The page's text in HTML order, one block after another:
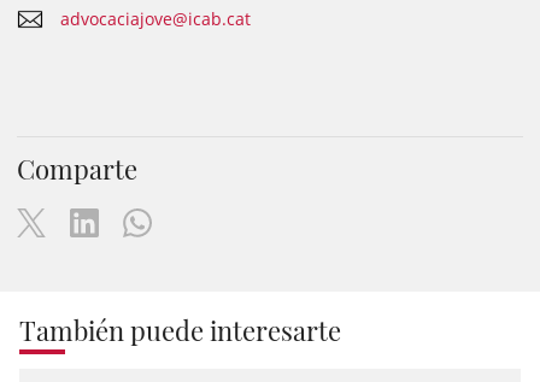
advocaciajove@icab.cat
Comparte
También puede interesarte